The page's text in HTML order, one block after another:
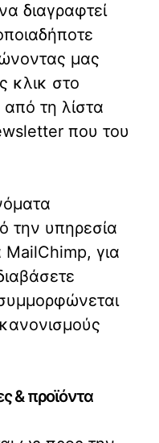
διαγραφτεί
μας
κλικ στο
τη λίστα
που του
την υπηρεσία
MailChimp, για
& προϊόντα